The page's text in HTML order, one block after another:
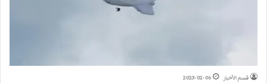
قسم الأخبار 2023-02-06